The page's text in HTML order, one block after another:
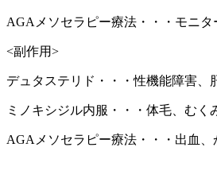
AGAメソセラピー療法・・・モニタ
<副作用>
デュタステリド・・・性機能障害、
ミノキシジル内服・・・体毛、むく
AGAメソセラピー療法・・・出血